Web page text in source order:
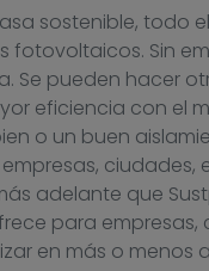
sostenible, todo
fotovoltaicos. Sin
Se pueden hacer
eficiencia con el
o un buen
ciudades,
adelante que
para empresas,
en más o menos